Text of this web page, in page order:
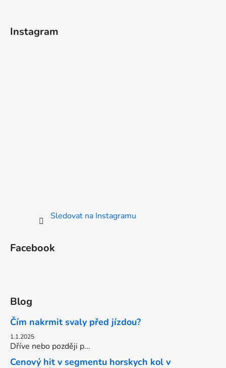
Instagram
Sledovat na Instagramu
Facebook
Blog
Čím nakrmit svaly před jízdou?
1.1.2025
Dříve nebo později p...
Cenový hit v segmentu horskych kol v